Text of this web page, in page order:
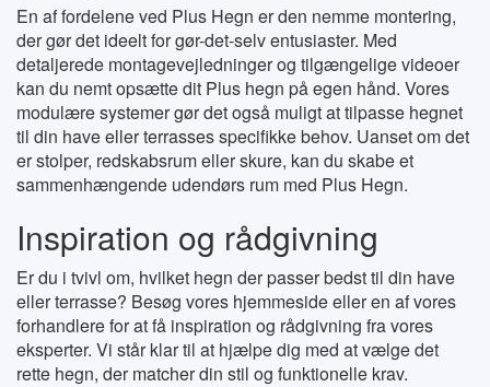
En af fordelene ved Plus Hegn er den nemme montering,
der gør det ideelt for gør-det-selv entusiaster. Med
detaljerede montagevejledninger og tilgængelige videoer
kan du nemt opsætte dit Plus hegn på egen hånd. Vores
modulære systemer gør det også muligt at tilpasse hegnet
til din have eller terrasses specifikke behov. Uanset om det
er stolper, redskabsrum eller skure, kan du skabe et
sammenhængende udendørs rum med Plus Hegn.
Inspiration og rådgivning
Er du i tvivl om, hvilket hegn der passer bedst til din have
eller terrasse? Besøg vores hjemmeside eller en af vores
forhandlere for at få inspiration og rådgivning fra vores
eksperter. Vi står klar til at hjælpe dig med at vælge det
rette hegn, der matcher din stil og funktionelle krav.